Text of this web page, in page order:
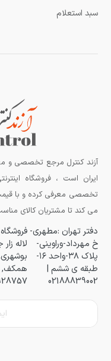
سبد استعلام
آزند کنترل مرجع تخصصی و
ایران است ، فروشگاه
تخصصی معرفی کرده و با
می کند تا مشتریان کالای
دفتر تهران :مطهری-
خ مهرداد-وراوینی-
پلاک ۳۸-واحد ۱۶-
طبقه ی ششم |
02188839002
فروشگاه
لاله
همکف,